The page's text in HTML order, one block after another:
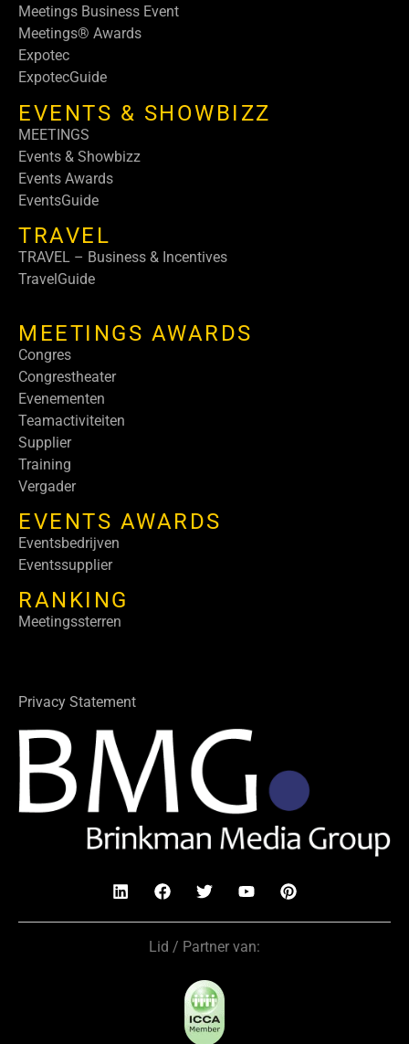
Meetings Business Event
Meetings® Awards
Expotec
ExpotecGuide
EVENTS & SHOWBIZZ
MEETINGS
Events & Showbizz
Events Awards
EventsGuide
TRAVEL
TRAVEL – Business & Incentives
TravelGuide
MEETINGS AWARDS
Congres
Congrestheater
Evenementen
Teamactiviteiten
Supplier
Training
Vergader
EVENTS AWARDS
Eventsbedrijven
Eventssupplier
RANKING
Meetingssterren
Privacy Statement
Lid / Partner van: